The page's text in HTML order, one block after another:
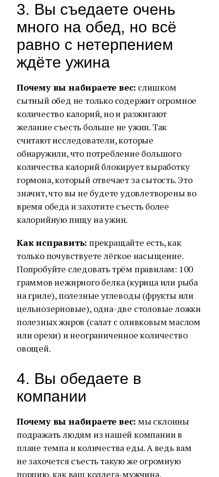
3. Вы съедаете очень
много на обед, но всё
равно с нетерпением
ждёте ужина
Почему вы набираете вес: слишком
сытный обед не только содержит огромное
количество калорий, но и разжигают
желание съесть больше не ужин. Так
считают исследователи, которые
обнаружили, что потребление большого
количества калорий блокирует выработку
гормона, который отвечает за сытость. Это
значит, что вы не будете удовлетворены во
время обеда и захотите съесть более
калорийную пищу на ужин.
Как исправить: прекращайте есть, как
только почувствуете лёгкое насыщение.
Попробуйте следовать трём правилам: 100
граммов нежирного белка (курица или рыба
на гриле), полезные углеводы (фрукты или
цельнозерновые), одна-две столовые ложки
полезных жиров (салат с оливковым маслом
или орехи) и неограниченное количество
овощей.
4. Вы обедаете в
компании
Почему вы набираете вес: мы склонны
подражать людям из нашей компании в
плане темпа и количества еды. А ведь вам
не захочется съесть такую же огромную
порцию, как ваш коллега-мужчина.